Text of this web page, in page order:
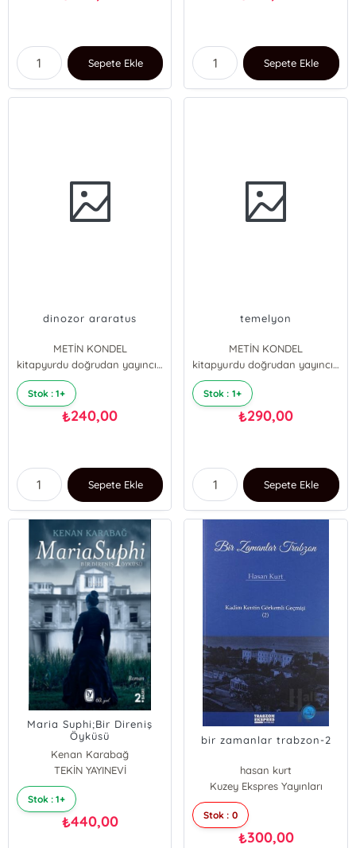
Sepete Ekle Sepete Ekle
dinozor araratus
METİN KONDEL
kitapyurdu doğrudan yayıncılık
Stok : 1+
₺240,00
Sepete Ekle
temelyon
METİN KONDEL
kitapyurdu doğrudan yayıncılık
Stok : 1+
₺290,00
Sepete Ekle
Maria Suphi;Bir Direniş
Öyküsü
Kenan Karabağ
TEKİN YAYINEVİ
Stok : 1+
₺440,00
bir zamanlar trabzon-2
hasan kurt
Kuzey Ekspres Yayınları
Stok : 0
₺300,00